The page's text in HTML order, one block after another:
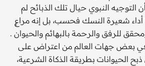
التوجيه النبوي حيال تلك الذبائح لم
شعيرة النسك فحسب، بل إنه مراعٍ
للرفق والرحمة بالبهائم والحيوان .
في بعض جهات العالم من اعتراض على
الحيوانات بطريقة الذكاة الشرعية،